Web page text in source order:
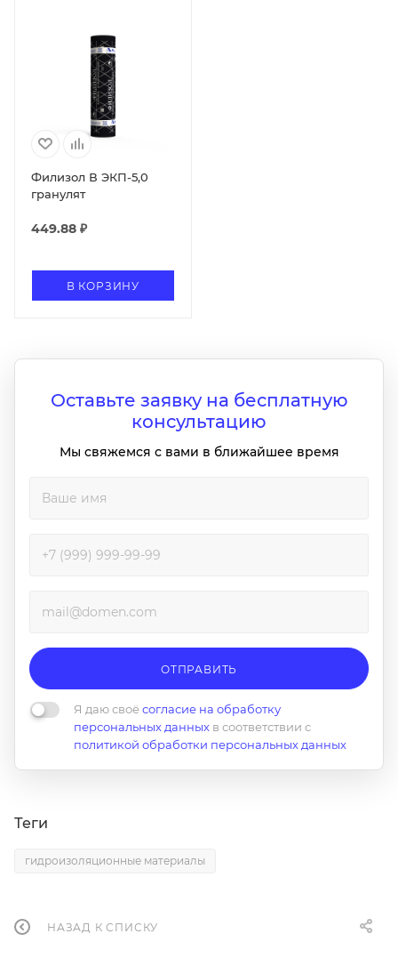
Филизол В ЭКП-5,0
гранулят
449.88 ₽
В КОРЗИНУ
Оставьте заявку на бесплатную
консультацию
Мы свяжемся с вами в ближайшее время
ОТПРАВИТЬ
Я даю своёсогласие на обработку
персональных данных в соответствии с
политикой обработки персональных данных
Теги
гидроизоляционные материалы
НАЗАД К СПИСКУ